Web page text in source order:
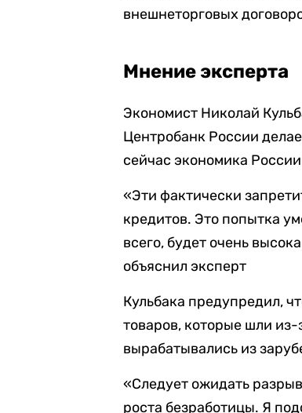
внешнеторговых
Мнение эксперта
Экономист Николай
Центробанк России
сейчас экономика
«Эти фактически
кредитов. Это попытка
всего, будет очень
объяснил эксперт
Кульбака предупредил,
товаров, которые шли
вырабатывались из
«Следует ожидать
роста безработицы. Я